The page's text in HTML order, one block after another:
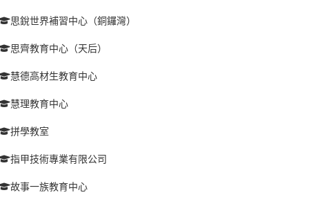
思銳世界補習中心（銅鑼灣）
思齊教育中心（天后）
慧德高材生教育中心
慧理教育中心
拼學教室
指甲技術專業有限公司
故事一族教育中心